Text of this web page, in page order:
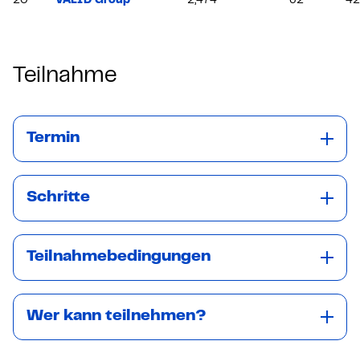
Teilnahme
Termin
Schritte
Teilnahmebedingungen
Wer kann teilnehmen?